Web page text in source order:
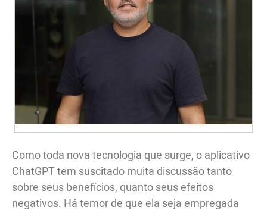
Como toda nova tecnologia que surge, o aplicativo
ChatGPT tem suscitado muita discussão tanto
sobre seus benefícios, quanto seus efeitos
negativos. Há temor de que ela seja empregada